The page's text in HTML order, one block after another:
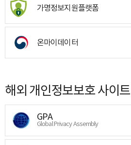
가명정보지원플랫폼
온마이데이터
해외 개인정보보호 사이트
GPA
Global Privacy Assembly